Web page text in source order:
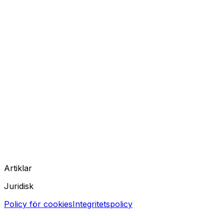
Artiklar
Juridisk
Policy för cookiesIntegritetspolicy